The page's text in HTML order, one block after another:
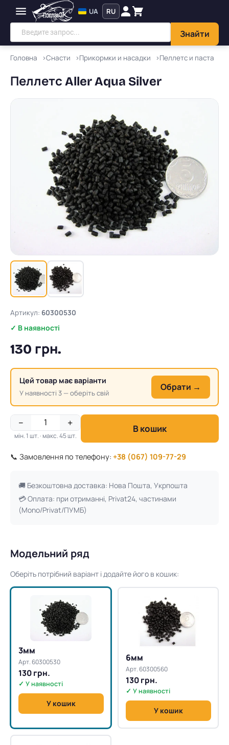
Знайти
UA RU
Головна Снасти Прикормки и насадки Пеллетс и паста
Пеллетс Aller Aqua Silver
Артикул: 60300530
✓ В наявності
130 грн.
Цей товар має варіанти
У наявності 3 — оберіть свій
Обрати →
− +
мін. 1 шт. · макс. 45 шт.
В кошик
📞 Замовлення по телефону: +38 (067) 109-77-29
🚚 Безкоштовна доставка: Нова Пошта, Укрпошта
💳 Оплата: при отриманні, Privat24, частинами
(Mono/Privat/ПУМБ)
Модельний ряд
Оберіть потрібний варіант і додайте його в кошик:
3мм
Арт. 60300530
130 грн.
✓ У наявності
У кошик
6мм
Арт. 60300560
130 грн.
✓ У наявності
У кошик